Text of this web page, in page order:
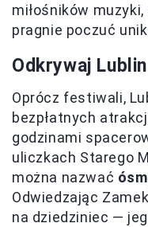
miłośników
pragnie poczuć
Odkrywaj
Oprócz festiwali,
bezpłatnych
godzinami
uliczkach Starego
można nazwać
Odwiedzając
na dziedziniec —